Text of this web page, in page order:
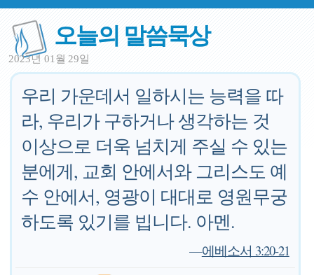
오늘의 말씀묵상
2023년 01월 29일
우리 가운데서 일하시는 능력을 따
라, 우리가 구하거나 생각하는 것
이상으로 더욱 넘치게 주실 수 있는
분에게, 교회 안에서와 그리스도 예
수 안에서, 영광이 대대로 영원무궁
하도록 있기를 빕니다. 아멘.
—에베소서 3:20-21